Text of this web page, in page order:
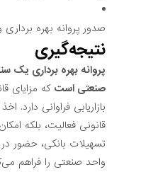
صدور پروانه بهره
نتیجه‌گیری
پروانه بهره برداری یک
صنعتی است که مزایای
بازاریابی فراوانی
قانونی فعالیت، بلکه
تسهیلات بانکی، حضور در
واحد صنعتی را فراهم